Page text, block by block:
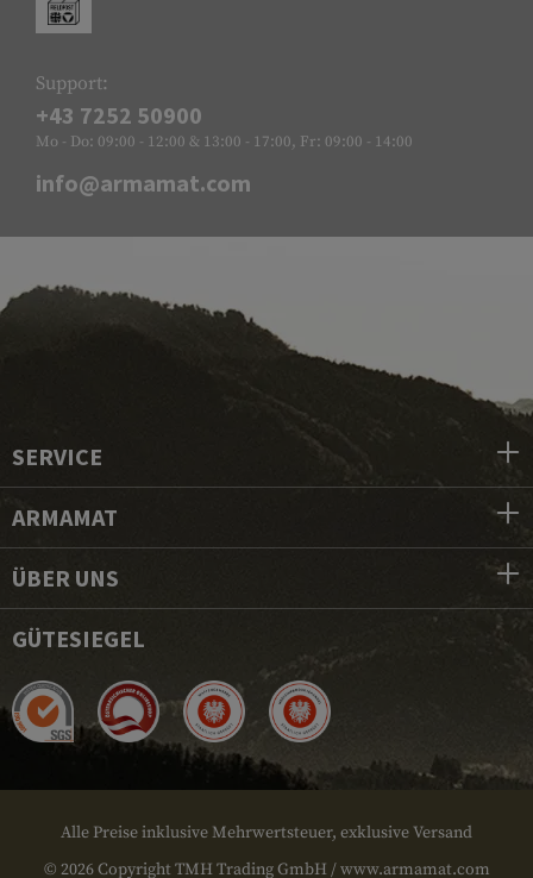
Support:
+43 7252 50900
Mo - Do: 09:00 - 12:00 & 13:00 - 17:00, Fr: 09:00 - 14:00
info@armamat.com
SERVICE
ARMAMAT
ÜBER UNS
GÜTESIEGEL
Alle Preise inklusive Mehrwertsteuer, exklusive Versand
© 2026 Copyright TMH Trading GmbH / www.armamat.com